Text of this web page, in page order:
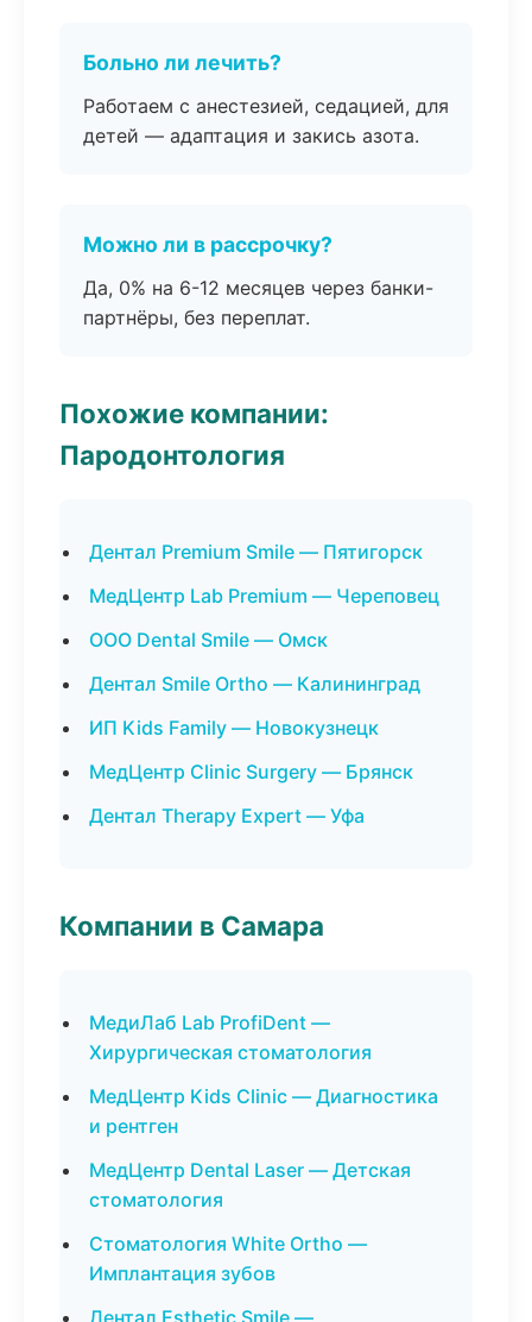
Больно ли лечить?
Работаем с анестезией, седацией, для
детей — адаптация и закись азота.
Можно ли в рассрочку?
Да, 0% на 6-12 месяцев через банки-
партнёры, без переплат.
Похожие компании:
Пародонтология
Дентал Premium Smile — Пятигорск
МедЦентр Lab Premium — Череповец
ООО Dental Smile — Омск
Дентал Smile Ortho — Калининград
ИП Kids Family — Новокузнецк
МедЦентр Clinic Surgery — Брянск
Дентал Therapy Expert — Уфа
Компании в Самара
МедиЛаб Lab ProfiDent —
Хирургическая стоматология
МедЦентр Kids Clinic — Диагностика
и рентген
МедЦентр Dental Laser — Детская
стоматология
Стоматология White Ortho —
Имплантация зубов
Дентал Esthetic Smile —